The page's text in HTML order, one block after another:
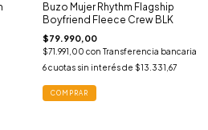
Buzo Mujer Rhythm Flagship
Boyfriend Fleece Crew BLK
$79.990,00
$71.991,00 con Transferencia bancaria
6 cuotas sin interés de $13.331,67
COMPRAR